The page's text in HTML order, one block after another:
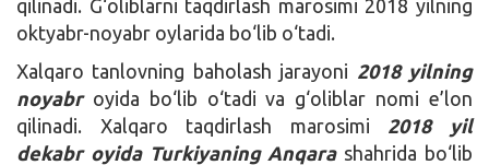
qilinadi. G‘oliblarni taqdirlash marosimi 2018 yilning
oktyabr-noyabr oylarida bo‘lib o‘tadi.
Xalqaro tanlovning baholash jarayoni 2018 yilning
noyabroyida bo‘lib o‘tadi va g‘oliblar nomi e’lon
qilinadi. Xalqaro taqdirlash marosimi 2018 yil
dekabr oyida Turkiyaning Anqara shahrida bo‘lib